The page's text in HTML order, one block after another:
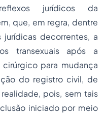
jurídicos da
que, em regra, dentre
decorrentes, a
transexuais após a
para mudança
do registro civil, de
pois, sem tais
iniciado por meio